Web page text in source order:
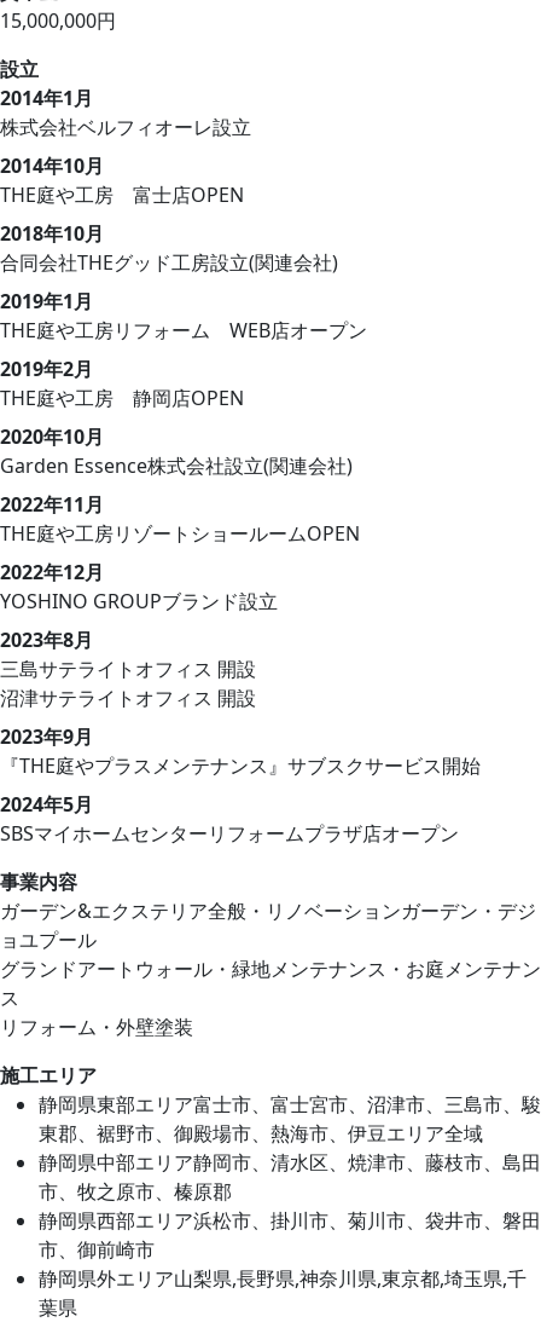
15,000,000円
設立
2014年1月
株式会社ベルフィオーレ設立
2014年10月
THE庭や工房 富士店OPEN
2018年10月
合同会社THEグッド工房設立(関連会社)
2019年1月
THE庭や工房リフォーム WEB店オープン
2019年2月
THE庭や工房 静岡店OPEN
2020年10月
Garden Essence株式会社設立(関連会社)
2022年11月
THE庭や工房リゾートショールームOPEN
2022年12月
YOSHINO GROUPブランド設立
2023年8月
三島サテライトオフィス 開設
沼津サテライトオフィス 開設
2023年9月
『THE庭やプラスメンテナンス』サブスクサービス開始
2024年5月
SBSマイホームセンターリフォームプラザ店オープン
事業内容
ガーデン&エクステリア全般・リノベーションガーデン・デジ
ョユプール
グランドアートウォール・緑地メンテナンス・お庭メンテナン
ス
リフォーム・外壁塗装
施工エリア
静岡県東部エリア富士市、富士宮市、沼津市、三島市、駿
東郡、裾野市、御殿場市、熱海市、伊豆エリア全域
静岡県中部エリア静岡市、清水区、焼津市、藤枝市、島田
市、牧之原市、榛原郡
静岡県西部エリア浜松市、掛川市、菊川市、袋井市、磐田
市、御前崎市
静岡県外エリア山梨県,長野県,神奈川県,東京都,埼玉県,千
葉県